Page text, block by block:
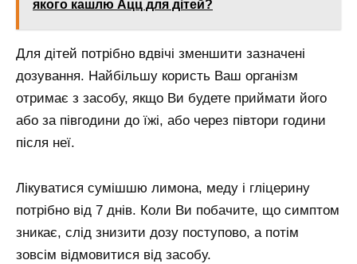
якого кашлю Ацц для дітей?
Для дітей потрібно вдвічі зменшити зазначені
дозування. Найбільшу користь Ваш організм
отримає з засобу, якщо Ви будете приймати його
або за півгодини до їжі, або через півтори години
після неї.
Лікуватися сумішшю лимона, меду і гліцерину
потрібно від 7 днів. Коли Ви побачите, що симптом
зникає, слід знизити дозу поступово, а потім
зовсім відмовитися від засобу.